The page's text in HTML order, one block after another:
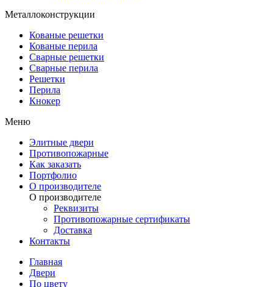
Металлоконструкции
Кованые решетки
Кованые перила
Сварные решетки
Сварные перила
Решетки
Перила
Кнокер
Меню
Элитные двери
Противопожарные
Как заказать
Портфолио
О производителе
О производителе
Реквизиты
Противопожарные сертификаты
Доставка
Контакты
Главная
Двери
По цвету